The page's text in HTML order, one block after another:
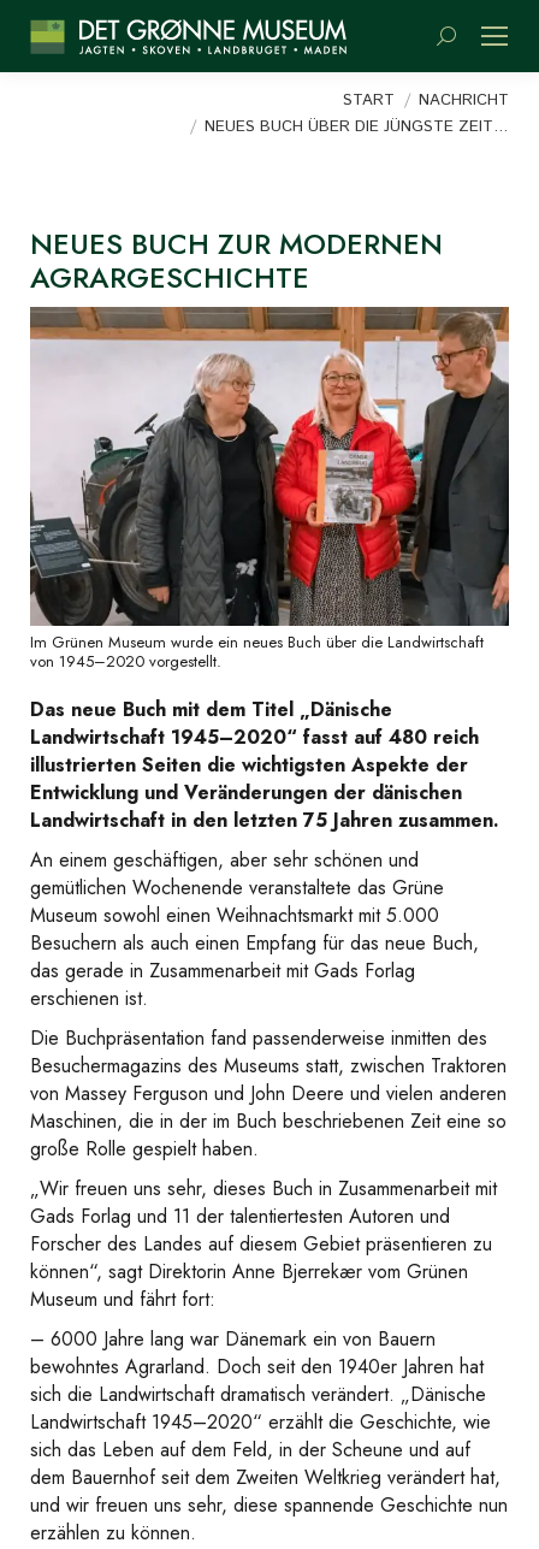
Suchen:
START
NACHRICHT
NEUES BUCH ÜBER DIE JÜNGSTE ZEIT…
NEUES BUCH ZUR MODERNEN
AGRARGESCHICHTE
Im Grünen Museum wurde ein neues Buch über die Landwirtschaft
von 1945–2020 vorgestellt.
Das neue Buch mit dem Titel „Dänische
Landwirtschaft 1945–2020“ fasst auf 480 reich
illustrierten Seiten die wichtigsten Aspekte der
Entwicklung und Veränderungen der dänischen
Landwirtschaft in den letzten 75 Jahren zusammen.
An einem geschäftigen, aber sehr schönen und
gemütlichen Wochenende veranstaltete das Grüne
Museum sowohl einen Weihnachtsmarkt mit 5.000
Besuchern als auch einen Empfang für das neue Buch,
das gerade in Zusammenarbeit mit Gads Forlag
erschienen ist.
Die Buchpräsentation fand passenderweise inmitten des
Besuchermagazins des Museums statt, zwischen Traktoren
von Massey Ferguson und John Deere und vielen anderen
Maschinen, die in der im Buch beschriebenen Zeit eine so
große Rolle gespielt haben.
„Wir freuen uns sehr, dieses Buch in Zusammenarbeit mit
Gads Forlag und 11 der talentiertesten Autoren und
Forscher des Landes auf diesem Gebiet präsentieren zu
können“, sagt Direktorin Anne Bjerrekær vom Grünen
Museum und fährt fort:
– 6000 Jahre lang war Dänemark ein von Bauern
bewohntes Agrarland. Doch seit den 1940er Jahren hat
sich die Landwirtschaft dramatisch verändert. „Dänische
Landwirtschaft 1945–2020“ erzählt die Geschichte, wie
sich das Leben auf dem Feld, in der Scheune und auf
dem Bauernhof seit dem Zweiten Weltkrieg verändert hat,
und wir freuen uns sehr, diese spannende Geschichte nun
erzählen zu können.